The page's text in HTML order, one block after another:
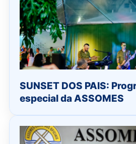
SUNSET DOS PAIS:
especial da ASSOMES